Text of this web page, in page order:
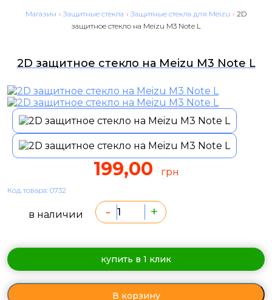
Магазин › Защитные стекла › Защитные стекла для Meizu › 2D
защитное стекло на Meizu M3 Note L
2D защитное стекло на Meizu M3 Note L
199,00 грн
Код товара: 0732
в наличии - +
купить в 1 клик
В корзину